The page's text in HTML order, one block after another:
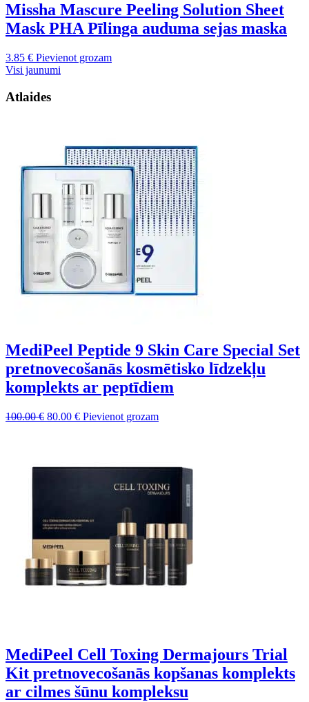
Missha Mascure Peeling Solution Sheet
Mask PHA Pīlinga auduma sejas maska
3.85 € Pievienot grozam
Visi jaunumi
Atlaides
MediPeel Peptide 9 Skin Care Special Set
pretnovecošanās kosmētisko līdzekļu
komplekts ar peptīdiem
100.00€ Sākotnējā
80.00 €Pašreizējā
Pievienot grozam
MediPeel Cell Toxing Dermajours Trial
Kit pretnovecošanās kopšanas komplekts
ar cilmes šūnu kompleksu